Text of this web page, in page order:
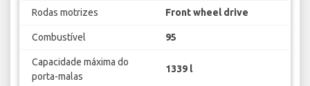
Rodas motrizes Front wheel drive
Combustível 95
Capacidade máxima do
porta-malas
1339 l